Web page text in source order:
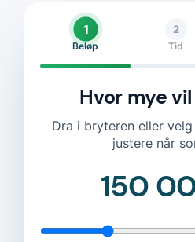
1
Beløp
2
Tid
Hvor mye
Dra i bryteren eller
justere når
150